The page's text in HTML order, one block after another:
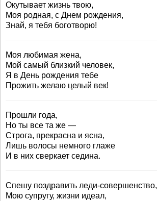
Окутывает жизнь твою,
Моя родная, с Днем рождения,
Знай, я тебя боготворю!
Моя любимая жена,
Мой самый близкий человек,
Я в День рождения тебе
Прожить желаю целый век!
Прошли года,
Но ты все та же —
Строга, прекрасна и ясна,
Лишь волосы немного глаже
И в них сверкает седина.
Спешу поздравить леди-совершенство,
Мою супругу, жизни идеал,